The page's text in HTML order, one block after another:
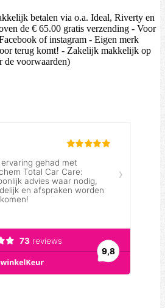
betalen via o.a. Ideal, Riverty en
de € 65.00 gratis verzending - Voor
of instagram - Eigen merk
terug komt! - Zakelijk makkelijk op
de voorwaarden)